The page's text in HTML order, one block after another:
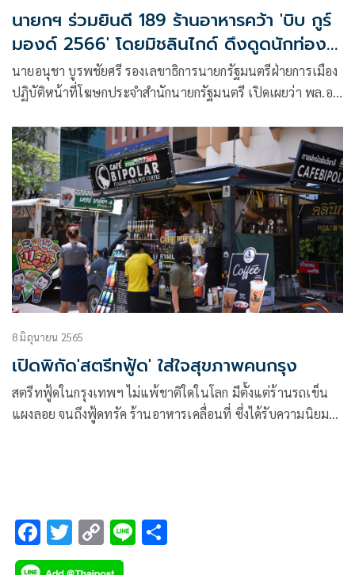
นายกฯ ร่วมยินดี 189 ร้านอาหารคว้า 'บิบ กูร์
มองด์ 2566' โดยมิชลินไกด์ ดึงดูดนักท่อง
เที่ยว เพิ่มมูลค่าเศรษฐกิจ
นายอนุชา บูรพชัยศรี รองเลขาธิการนายกรัฐมนตรีฝ่ายการเมือง
ปฏิบัติหน้าที่โฆษกประจำสำนักนายกรัฐมนตรี เปิดเผยว่า พล.อ.
กลาโหม รับทราบและยินดีกับร้านอาหารและ Street Food ไทย
ที่ได้รับการคัดเลือกจากมิชลิน ไกด์ (MICHELIN Guide)
8 มิถุนายน 2565
เปิดพิกัด'สตรีทฟู้ด' ใส่ใจสุขภาพคนกรุง
สตรีทฟู้ดในกรุงเทพฯ ไม่แพ้ชาติใดในโลก มีตั้งแต่ร้านรถเข็น
แผงลอย จนถึงฟู้ดทรัค ร้านอาหารเคลื่อนที่ ซึ่งได้รับความนิยม
F
ac
T
wi
C
o
Li